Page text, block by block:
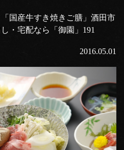
「国産牛すき焼きご膳」酒田市
・宅配なら「御園」191
2016.05.01